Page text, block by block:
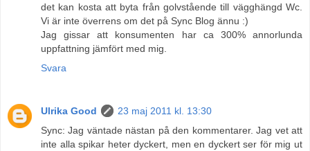
det kan kosta att byta från golvstående till vägghängd Wc.
Vi är inte överrens om det på Sync Blog ännu :)
Jag gissar att konsumenten har ca 300% annorlunda
uppfattning jämfört med mig.
Svara
Ulrika Good
23 maj 2011 kl. 13:30
Sync: Jag väntade nästan på den kommentarer. Jag vet att
inte alla spikar heter dyckert, men en dyckert ser för mig ut